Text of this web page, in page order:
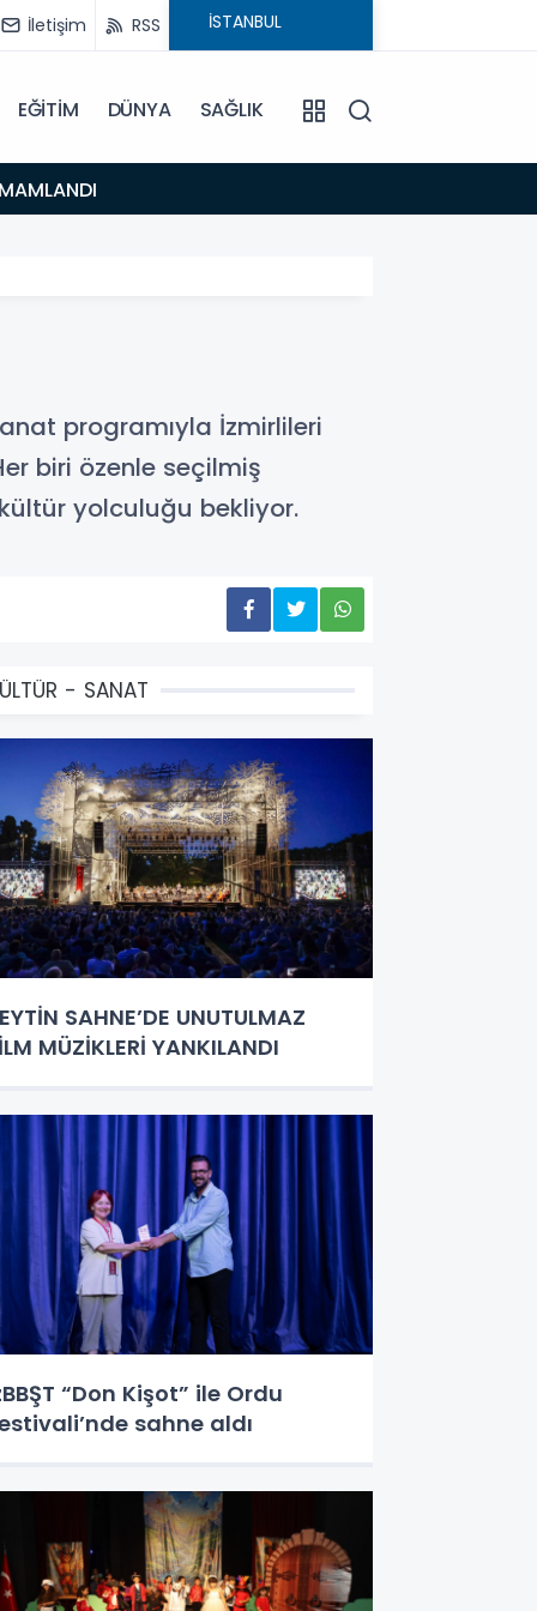
İletişim RSS
EĞİTİM DÜNYA SAĞLIK
programıyla İzmirlileri
biri özenle seçilmiş
yolculuğu bekliyor.
- SANAT
SAHNE’DE UNUTULMAZ
MÜZİKLERİ YANKILANDI
“Don Kişot” ile Ordu
sahne aldı